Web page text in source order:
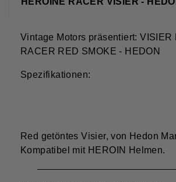
Vintage Motors präsentiert: VISIER
RACER RED SMOKE - HEDON
Spezifikationen:
Red getöntes Visier, von Hedon
Kompatibel mit HEROIN Helmen.